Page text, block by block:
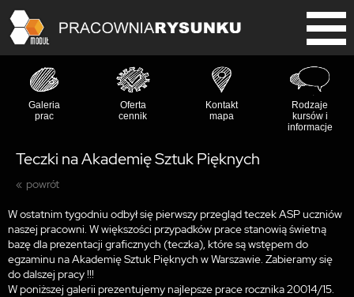
Galeria
prac
Oferta
cennik
Kontakt
mapa
Rodzaje
kursów i
informacje
Teczki na Akademię Sztuk Pięknych
powrót
W ostatnim tygodniu odbył się pierwszy przegląd teczek ASP uczniów
naszej pracowni. W większości przypadków prace stanowią świetną
bazę dla prezentacji graficznych (teczka), które są wstępem do
egzaminu na Akademię Sztuk Pięknych w Warszawie. Zabieramy się
do dalszej pracy !!!
W poniższej galerii prezentujemy najlepsze prace rocznika 20014/15.